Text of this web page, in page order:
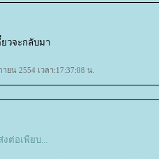
วจะกลับมา
ยน 2554 เวลา:17:37:08 น.